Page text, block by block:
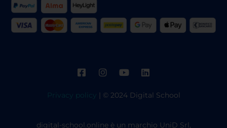
Privacy policy | © 2024 Digital School
digital-school.online è un marchio UniD Srl,